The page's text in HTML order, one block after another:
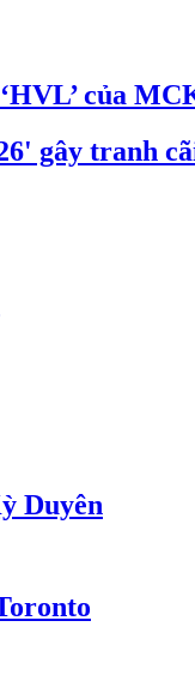
của
gây tranh
Duyên